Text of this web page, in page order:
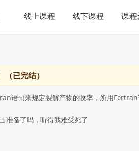
线上课程 线下课程 课程
已完结）
语句来规定裂解产物的收率，所用Fortran
准备了吗，听得我难受死了